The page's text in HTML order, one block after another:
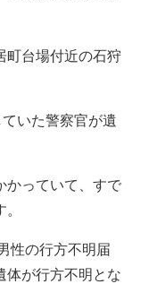
町台場付近の石狩
いた警察官が遺
かっていて、すで
性の行方不明届
体が行方不明とな